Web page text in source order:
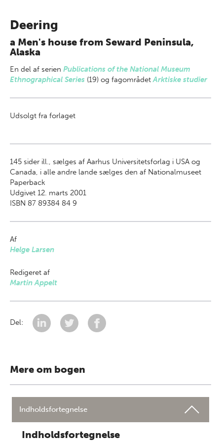
Deering
a Men's house from Seward Peninsula,
Alaska
En del af serien Publications of the National Museum
Ethnographical Series (19) og fagområdetArktiske studier
Udsolgt fra forlaget
145 sider ill., sælges af Aarhus Universitetsforlag i USA og
Canada, i alle andre lande sælges den af Nationalmuseet
Paperback
Udgivet 12. marts 2001
ISBN 87 89384 84 9
Af
Helge Larsen
Redigeret af
Martin Appelt
Del:
Mere om bogen
Indholdsfortegnelse
Indholdsfortegnelse